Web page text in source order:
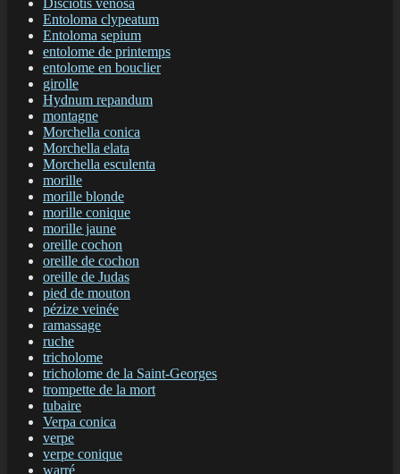
Entoloma clypeatum
Entoloma sepium
entolome de printemps
entolome en bouclier
girolle
Hydnum repandum
montagne
Morchella conica
Morchella elata
Morchella esculenta
morille
morille blonde
morille conique
morille jaune
oreille cochon
oreille de cochon
oreille de Judas
pied de mouton
pézize veinée
ramassage
ruche
tricholome
tricholome de la Saint-Georges
trompette de la mort
tubaire
Verpa conica
verpe
verpe conique
warré